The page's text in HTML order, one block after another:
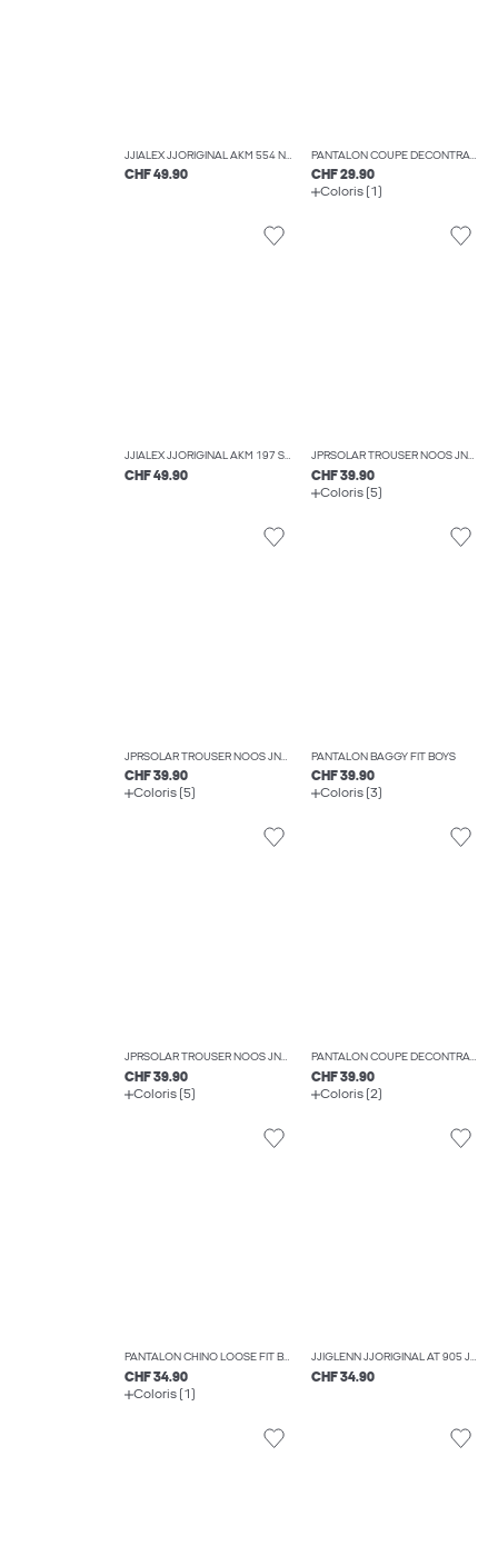
JJIALEX JJORIGINAL AKM 554 NOOS JNR JEAN BAGGY FIT BOYS
CHF 49.90
PANTALON COUPE DÉCONTRACTÉE RELAXED FIT BOYS
CHF 29.90
Coloris (1)
JJIALEX JJORIGINAL AKM 197 SN JNR JEAN BAGGY FIT BOYS
CHF 49.90
JPRSOLAR TROUSER NOOS JNR PANTALONS DE TAILLEUR BOYS
CHF 39.90
Coloris (5)
JPRSOLAR TROUSER NOOS JNR PANTALONS DE TAILLEUR BOYS
CHF 39.90
Coloris (5)
PANTALON BAGGY FIT BOYS
CHF 39.90
Coloris (3)
JPRSOLAR TROUSER NOOS JNR PANTALONS DE TAILLEUR BOYS
CHF 39.90
Coloris (5)
PANTALON COUPE DÉCONTRACTÉE RELAXED FIT BOYS
CHF 39.90
Coloris (2)
PANTALON CHINO LOOSE FIT BOYS
CHF 34.90
Coloris (1)
JJIGLENN JJORIGINAL AT 905 JNR JEAN SLIM BOYS
CHF 34.90